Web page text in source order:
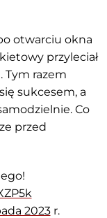
otwarciu okna
przyleciał
Tym razem
sukcesem, a
Co
przed
2023r.